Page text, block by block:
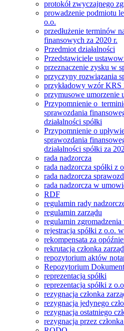
protokół zwyczajnego
prowadzenie podmiotu
o.o.
przedłużenie terminów
finansowych za 2020 r.
Przedmiot działalności
Przedstawiciele
przeznaczenie zysku w
przyczyny rozwiązania
przykładowy wzór KRS
przymusowe umorzenie
Przypomnienie o
sprawozdania
działalności spółki
Przypomnienie o
sprawozdania
działalności spółki za
rada nadzorcza
rada nadzorcza spółki z
rada nadzorcza
rada nadzorcza w
RDF
regulamin rady
regulamin zarządu
regulamin
rejestracja spółki z o.o.
rekompensata za
rekrutacja członka
repozytorium aktów
Repozytorium
reprezentacja spółki
reprezentacja spółki z
rezygnacja członka
rezygnacja jedynego
rezygnacja ostatniego
rezygnacja przez